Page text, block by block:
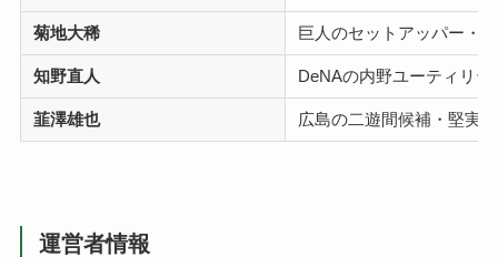
菊地大稀 巨人のセットアッパー・
知野直人 DeNAの内野ユーティリ
韮澤雄也 広島の二遊間候補・堅実
運営者情報